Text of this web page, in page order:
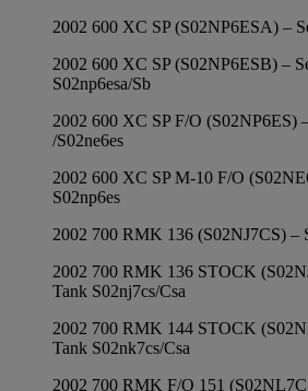
2002 600 XC SP (S02NP6ESA) –
2002 600 XC SP (S02NP6ESB) –
S02np6esa/Sb
2002 600 XC SP F/O (S02NP6ES)
/S02ne6es
2002 600 XC SP M-10 F/O
S02np6es
2002 700 RMK 136 (S02NJ7CS) –
2002 700 RMK 136 STOCK
Tank S02nj7cs/Csa
2002 700 RMK 144 STOCK
Tank S02nk7cs/Csa
2002 700 RMK F/O 151